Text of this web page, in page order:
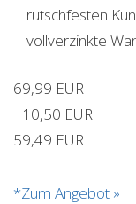
rutschfesten
vollverzinkte
69,99 EUR
−10,50 EUR
59,49 EUR
*Zum Angebot »